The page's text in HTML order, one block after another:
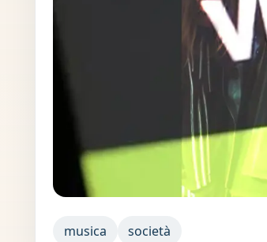
musica società